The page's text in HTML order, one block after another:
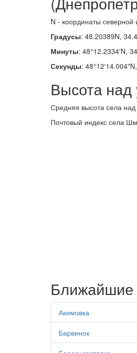
N - координаты
Градусы: 48.20389N,
Минуты: 48°12.2334'N,
Секунды:
Высота
Средняя высота села
Почтовый индекс села
Ближайшие
Акимовка
Барвинок